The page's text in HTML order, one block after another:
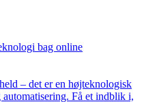
bag online
– det er en højteknologisk
Få et indblik i,